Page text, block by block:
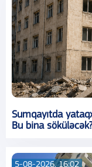
Sumqayıtda
Bu bina söküləcək?
5-08-2026, 16:02